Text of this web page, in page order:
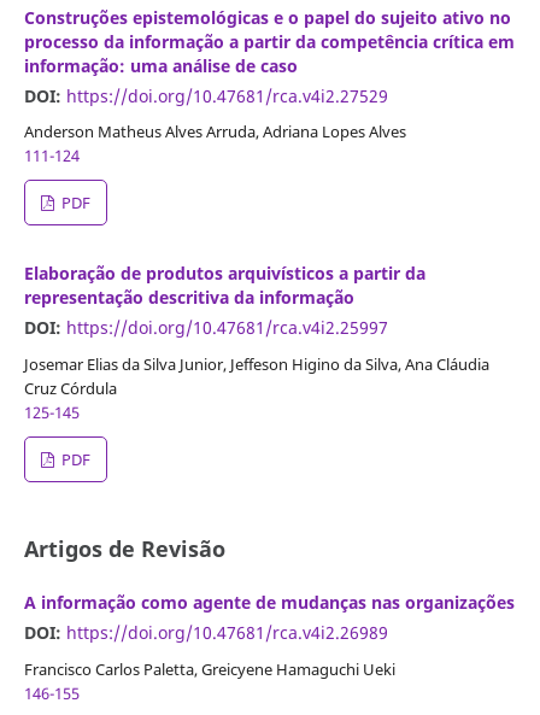
Construções epistemológicas e o papel do sujeito ativo no
processo da informação a partir da competência crítica em
informação: uma análise de caso
DOI: https://doi.org/10.47681/rca.v4i2.27529
Anderson Matheus Alves Arruda, Adriana Lopes Alves
111-124
PDF
Elaboração de produtos arquivísticos a partir da
representação descritiva da informação
DOI: https://doi.org/10.47681/rca.v4i2.25997
Josemar Elias da Silva Junior, Jeffeson Higino da Silva, Ana Cláudia
Cruz Córdula
125-145
PDF
Artigos de Revisão
A informação como agente de mudanças nas organizações
DOI: https://doi.org/10.47681/rca.v4i2.26989
Francisco Carlos Paletta, Greicyene Hamaguchi Ueki
146-155